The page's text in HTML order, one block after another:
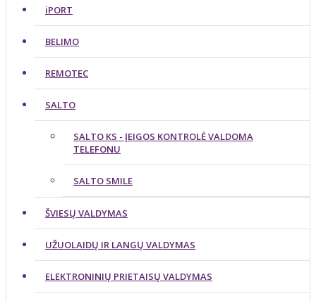
iPORT
BELIMO
REMOTEC
SALTO
SALTO KS - ĮEIGOS KONTROLĖ VALDOMA
TELEFONU
SALTO SMILE
ŠVIESŲ VALDYMAS
UŽUOLAIDŲ IR LANGŲ VALDYMAS
ELEKTRONINIŲ PRIETAISŲ VALDYMAS